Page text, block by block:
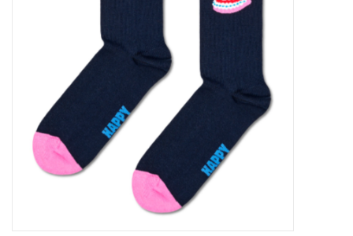
Cadeaubonnen
METEN IS WETEN!
#MYCLIENTSARETHECUTEST